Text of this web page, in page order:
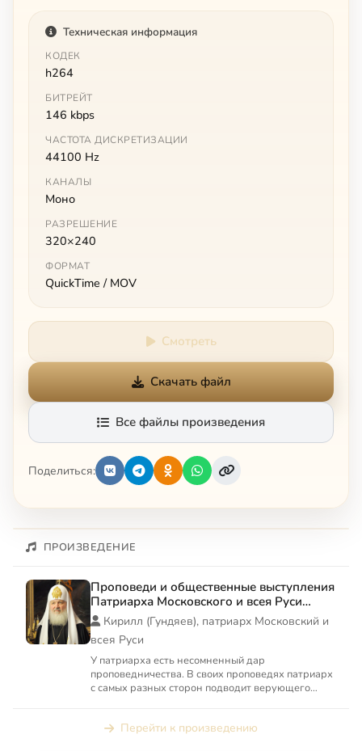
Техническая информация
КОДЕК
h264
БИТРЕЙТ
146 kbps
ЧАСТОТА ДИСКРЕТИЗАЦИИ
44100 Hz
КАНАЛЫ
Моно
РАЗРЕШЕНИЕ
320×240
ФОРМАТ
QuickTime / MOV
Смотреть
Скачать файл
Все файлы произведения
Поделиться:
ПРОИЗВЕДЕНИЕ
Проповеди и общественные выступления
Патриарха Московского и всея Руси
Кирилла
Кирилл (Гундяев), патриарх Московский и
всея Руси
У патриарха есть несомненный дар
проповедничества. В своих проповедях патриарх
с самых разных сторон подводит верующего
Перейти к произведению